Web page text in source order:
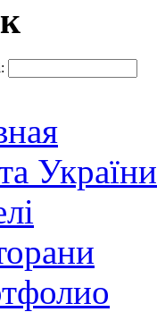
України